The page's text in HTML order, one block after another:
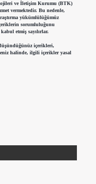
ve İletişim Kurumu (BTK)
vermektedir. Bu nedenle,
yükümlülüğümüz
sorumluluğunu
etmiş sayılırlar.
içerikleri,
halinde, ilgili içerikler yasal